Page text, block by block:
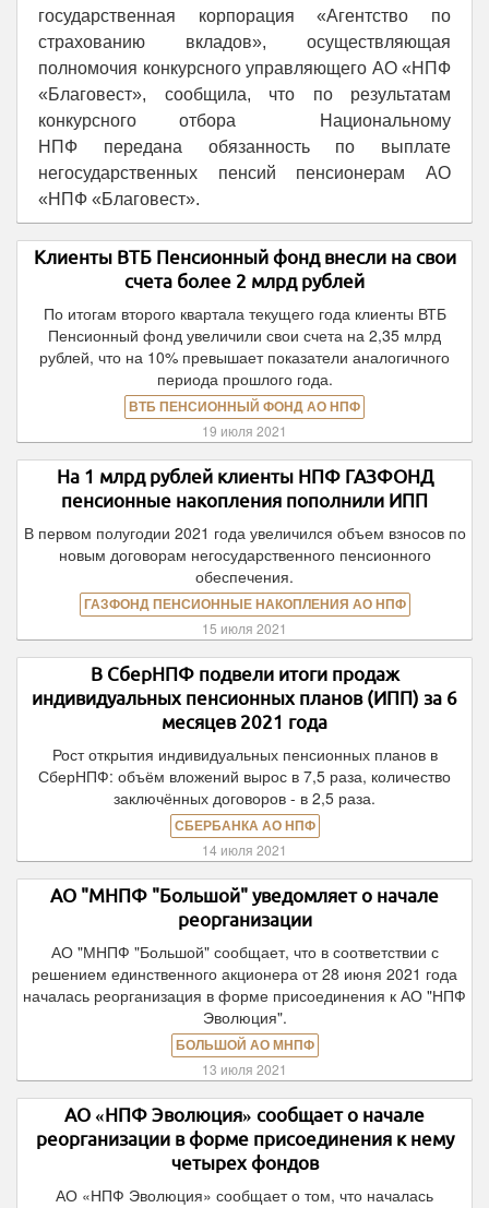
государственная корпорация «Агентство по
страхованию вкладов», осуществляющая
полномочия конкурсного управляющего АО «НПФ
«Благовест», сообщила, что по результатам
конкурсного отбора Национальному
НПФ передана обязанность по выплате
негосударственных пенсий пенсионерам АО
«НПФ «Благовест».
Клиенты ВТБ Пенсионный фонд внесли на свои
счета более 2 млрд рублей
По итогам второго квартала текущего года клиенты ВТБ
Пенсионный фонд увеличили свои счета на 2,35 млрд
рублей, что на 10% превышает показатели аналогичного
периода прошлого года.
ВТБ ПЕНСИОННЫЙ ФОНД АО НПФ
19 июля 2021
На 1 млрд рублей клиенты НПФ ГАЗФОНД
пенсионные накопления пополнили ИПП
В первом полугодии 2021 года увеличился объем взносов по
новым договорам негосударственного пенсионного
обеспечения.
ГАЗФОНД ПЕНСИОННЫЕ НАКОПЛЕНИЯ АО НПФ
15 июля 2021
В СберНПФ подвели итоги продаж
индивидуальных пенсионных планов (ИПП) за 6
месяцев 2021 года
Рост открытия индивидуальных пенсионных планов в
СберНПФ: объём вложений вырос в 7,5 раза, количество
заключённых договоров - в 2,5 раза.
СБЕРБАНКА АО НПФ
14 июля 2021
АО "МНПФ "Большой" уведомляет о начале
реорганизации
АО "МНПФ "Большой" сообщает, что в соответствии с
решением единственного акционера от 28 июня 2021 года
началась реорганизация в форме присоединения к АО "НПФ
Эволюция".
БОЛЬШОЙ АО МНПФ
13 июля 2021
АО «НПФ Эволюция» сообщает о начале
реорганизации в форме присоединения к нему
четырех фондов
АО «НПФ Эволюция» сообщает о том, что началась